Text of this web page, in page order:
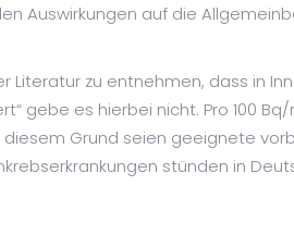
Auswirkungen auf die
Literatur zu entnehmen, dass in
gebe es hierbei nicht. Pro 100
diesem Grund seien geeignete
stünden in